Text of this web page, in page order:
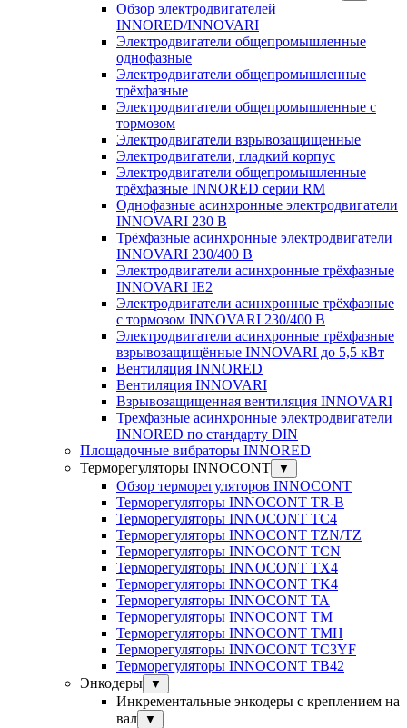
Обзор электродвигателей
INNORED/INNOVARI
Электродвигатели общепромышленные
однофазные
Электродвигатели общепромышленные
трёхфазные
Электродвигатели общепромышленные с
тормозом
Электродвигатели взрывозащищенные
Электродвигатели, гладкий корпус
Электродвигатели общепромышленные
трёхфазные INNORED серии RM
Однофазные асинхронные электродвигатели
INNOVARI 230 В
Трёхфазные асинхронные электродвигатели
INNOVARI 230/400 В
Электродвигатели асинхронные трёхфазные
INNOVARI IE2
Электродвигатели асинхронные трёхфазные
с тормозом INNOVARI 230/400 В
Электродвигатели асинхронные трёхфазные
взрывозащищённые INNOVARI до 5,5 кВт
Вентиляция INNORED
Вентиляция INNOVARI
Взрывозащищенная вентиляция INNOVARI
Трехфазные асинхронные электродвигатели
INNORED по стандарту DIN
Площадочные вибраторы INNORED
Терморегуляторы INNOCONT
▼
Обзор терморегуляторов INNOCONT
Терморегуляторы INNOCONT TR-B
Терморегуляторы INNOCONT TC4
Терморегуляторы INNOCONT TZN/TZ
Терморегуляторы INNOCONT TCN
Терморегуляторы INNOCONT TX4
Терморегуляторы INNOCONT TK4
Терморегуляторы INNOCONT TA
Терморегуляторы INNOCONT TM
Терморегуляторы INNOCONT TMH
Терморегуляторы INNOCONT TC3YF
Терморегуляторы INNOCONT TB42
Энкодеры
▼
Инкрементальные энкодеры с креплением на
вал
▼